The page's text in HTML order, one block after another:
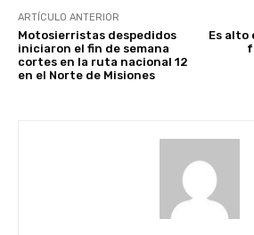
ARTÍCULO ANTERIOR
Motosierristas despedidos
iniciaron el fin de semana
cortes en la ruta nacional 12
en el Norte de Misiones
Es alto